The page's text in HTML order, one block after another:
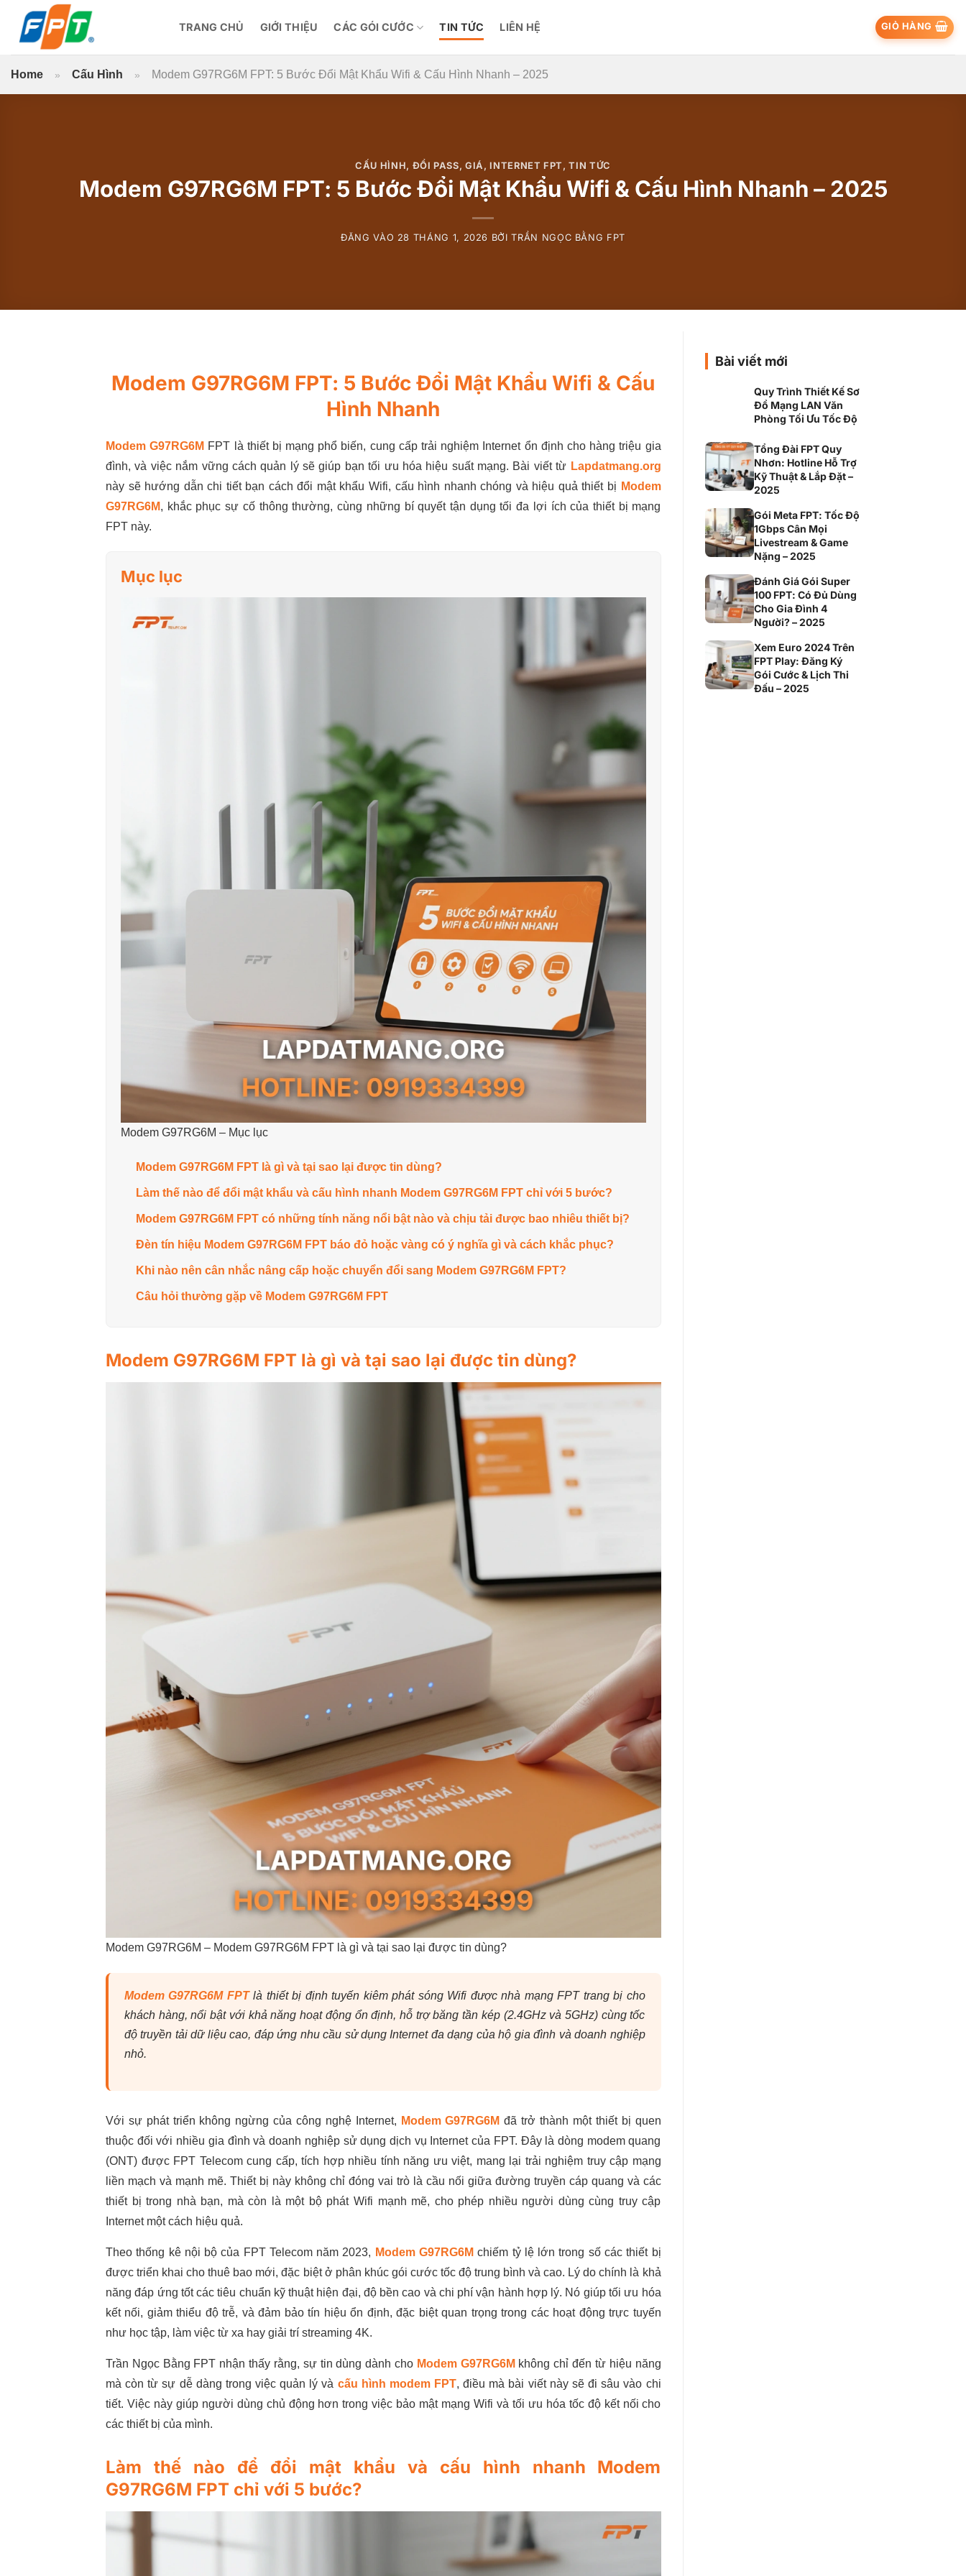
TRANG CHỦ GIỚI THIỆU CÁC GÓI CƯỚC TIN TỨC LIÊN HỆ GIỎ HÀNG
Home » Cấu Hình » Modem G97RG6M FPT: 5 Bước Đổi Mật Khẩu Wifi & Cấu Hình Nhanh – 2025
CẤU HÌNH, ĐỔI PASS,GIÁ , INTERNET FPT ,TIN TỨC
Modem G97RG6M FPT: 5 Bước Đổi Mật Khẩu Wifi & Cấu Hình Nhanh – 2025
ĐĂNG VÀO 28 THÁNG 1, 2026 BỞITRẦN NGỌC BẰNG FPT
Modem G97RG6M FPT: 5 Bước Đổi Mật Khẩu Wifi & Cấu
Hình Nhanh
Modem G97RG6M FPT là thiết bị mạng phổ biến, cung cấp trải nghiệm Internet ổn định cho hàng triệu gia
đình, và việc nắm vững cách quản lý sẽ giúp bạn tối ưu hóa hiệu suất mạng. Bài viết từ Lapdatmang.org
này sẽ hướng dẫn chi tiết bạn cách đổi mật khẩu Wifi, cấu hình nhanh chóng và hiệu quả thiết bị Modem
G97RG6M, khắc phục sự cố thông thường, cùng những bí quyết tận dụng tối đa lợi ích của thiết bị mạng
FPT này.
Mục lục
Modem G97RG6M – Mục lục
Modem G97RG6M FPT là gì và tại sao lại được tin dùng?
Làm thế nào để đổi mật khẩu và cấu hình nhanh Modem G97RG6M FPT chỉ với 5 bước?
Modem G97RG6M FPT có những tính năng nổi bật nào và chịu tải được bao nhiêu thiết bị?
Đèn tín hiệu Modem G97RG6M FPT báo đỏ hoặc vàng có ý nghĩa gì và cách khắc phục?
Khi nào nên cân nhắc nâng cấp hoặc chuyển đổi sang Modem G97RG6M FPT?
Câu hỏi thường gặp về Modem G97RG6M FPT
Modem G97RG6M FPT là gì và tại sao lại được tin dùng?
Modem G97RG6M – Modem G97RG6M FPT là gì và tại sao lại được tin dùng?
Modem G97RG6M FPTlà thiết bị định tuyến kiêm phát sóng Wifi được nhà mạng FPT trang bị cho
khách hàng, nổi bật với khả năng hoạt động ổn định, hỗ trợ băng tần kép (2.4GHz và 5GHz) cùng tốc
độ truyền tải dữ liệu cao, đáp ứng nhu cầu sử dụng Internet đa dạng của hộ gia đình và doanh nghiệp
nhỏ.
Với sự phát triển không ngừng của công nghệ Internet, Modem G97RG6M đã trở thành một thiết bị quen
thuộc đối với nhiều gia đình và doanh nghiệp sử dụng dịch vụ Internet của FPT. Đây là dòng modem quang
(ONT) được FPT Telecom cung cấp, tích hợp nhiều tính năng ưu việt, mang lại trải nghiệm truy cập mạng
liền mạch và mạnh mẽ. Thiết bị này không chỉ đóng vai trò là cầu nối giữa đường truyền cáp quang và các
thiết bị trong nhà bạn, mà còn là một bộ phát Wifi mạnh mẽ, cho phép nhiều người dùng cùng truy cập
Internet một cách hiệu quả.
Theo thống kê nội bộ của FPT Telecom năm 2023, Modem G97RG6M chiếm tỷ lệ lớn trong số các thiết bị
được triển khai cho thuê bao mới, đặc biệt ở phân khúc gói cước tốc độ trung bình và cao. Lý do chính là khả
năng đáp ứng tốt các tiêu chuẩn kỹ thuật hiện đại, độ bền cao và chi phí vận hành hợp lý. Nó giúp tối ưu hóa
kết nối, giảm thiểu độ trễ, và đảm bảo tín hiệu ổn định, đặc biệt quan trọng trong các hoạt động trực tuyến
như học tập, làm việc từ xa hay giải trí streaming 4K.
Trần Ngọc Bằng FPT nhận thấy rằng, sự tin dùng dành cho Modem G97RG6M không chỉ đến từ hiệu năng
mà còn từ sự dễ dàng trong việc quản lý và cấu hình modem FPT, điều mà bài viết này sẽ đi sâu vào chi
tiết. Việc này giúp người dùng chủ động hơn trong việc bảo mật mạng Wifi và tối ưu hóa tốc độ kết nối cho
các thiết bị của mình.
Làm thế nào để đổi mật khẩu và cấu hình nhanh Modem
G97RG6M FPT chỉ với 5 bước?
Bài viết mới
Quy Trình Thiết Kế Sơ
Đồ Mạng LAN Văn
Phòng Tối Ưu Tốc Độ
Tổng Đài FPT Quy
Nhơn: Hotline Hỗ Trợ
Kỹ Thuật & Lắp Đặt –
2025
Gói Meta FPT: Tốc Độ
1Gbps Cân Mọi
Livestream & Game
Nặng – 2025
Đánh Giá Gói Super
100 FPT: Có Đủ Dùng
Cho Gia Đình 4
Người? – 2025
Xem Euro 2024 Trên
FPT Play: Đăng Ký
Gói Cước & Lịch Thi
Đấu – 2025